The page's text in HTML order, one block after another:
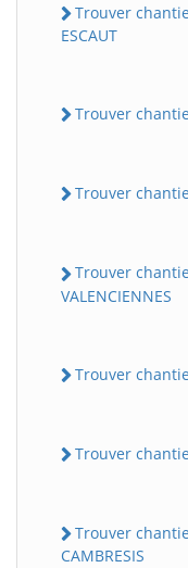
Trouver
ESCAUT
Trouver
Trouver
Trouver
VALENCIENNES
Trouver
Trouver
Trouver
CAMBRESIS